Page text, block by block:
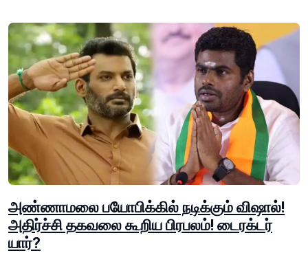
அண்ணாமலை பயோபிக்கில் நடிக்கும் விஷால்!
அதிர்ச்சி தகவலை கூறிய பிரபலம்! டைரக்டர்
யார்?